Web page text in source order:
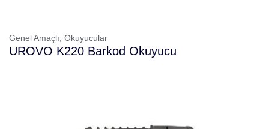
Genel Amaçlı, Okuyucular
UROVO K220 Barkod Okuyucu